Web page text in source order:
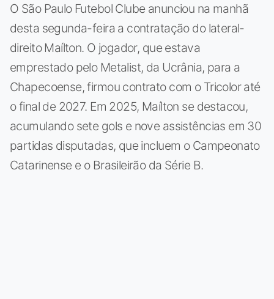
O São Paulo Futebol Clube anunciou na manhã
desta segunda-feira a contratação do lateral-
direito Maílton. O jogador, que estava
emprestado pelo Metalist, da Ucrânia, para a
Chapecoense, firmou contrato com o Tricolor até
o final de 2027. Em 2025, Maílton se destacou,
acumulando sete gols e nove assistências em 30
partidas disputadas, que incluem o Campeonato
Catarinense e o Brasileirão da Série B.